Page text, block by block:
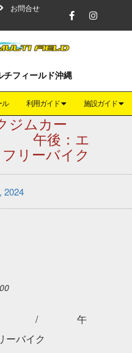
お問合せ
チフィールド沖縄
ル 利用ガイド 施設ガイド
ジムカー
：エ
リーバイク
2024
カーナ / 午
ーバイク